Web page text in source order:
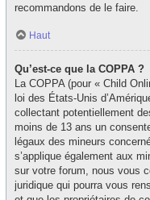
recommandons de le faire.
Haut
Qu’est-ce que la COPPA ?
La COPPA (pour « Child
loi des États-Unis
collectant potentiellement
moins de 13 ans un
légaux des mineurs
s’applique également aux
sur votre forum, nous vous
juridique qui pourra vous